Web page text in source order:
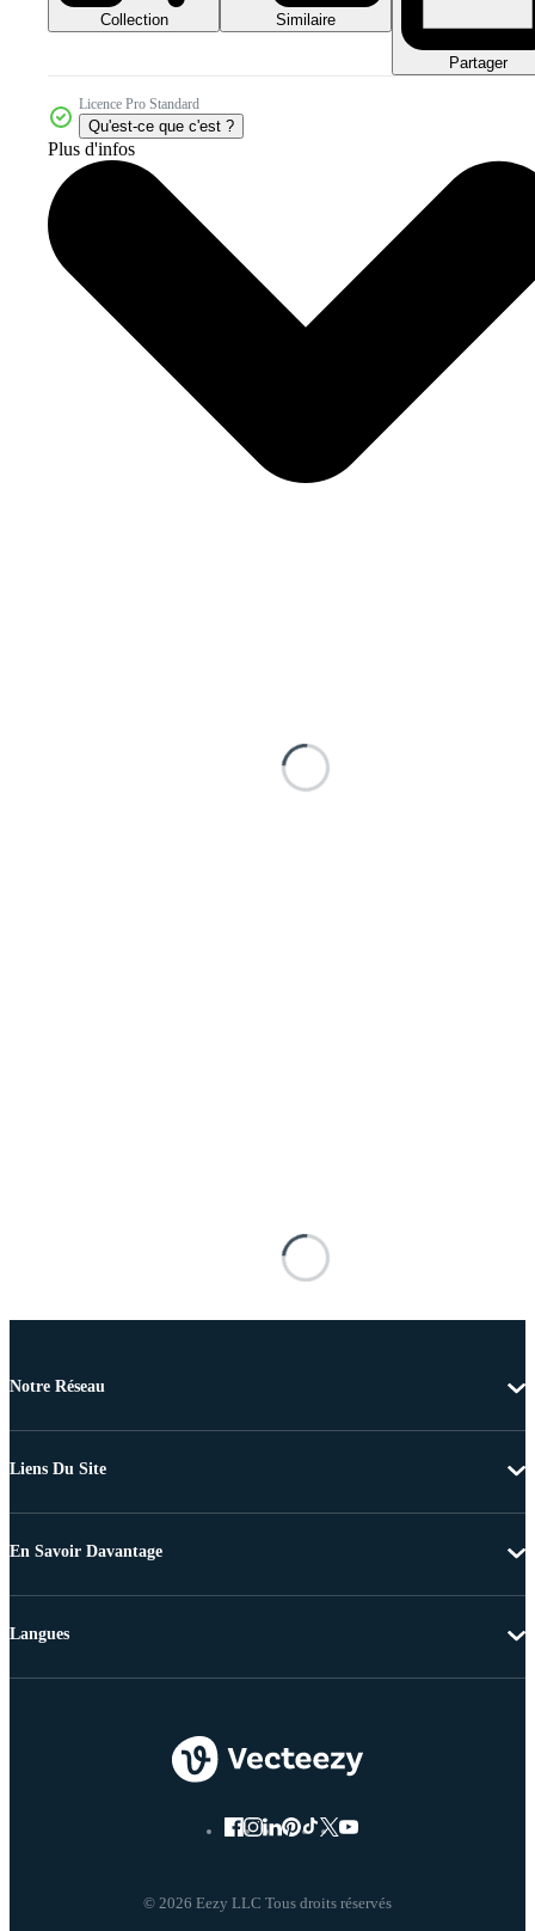
Collection Similaire
Partager
Licence Pro Standard
Qu'est-ce que c'est ?
Plus d'infos
Notre Réseau
Liens Du Site
En Savoir Davantage
© 2026 Eezy LLC Tous droits réservés
Langues